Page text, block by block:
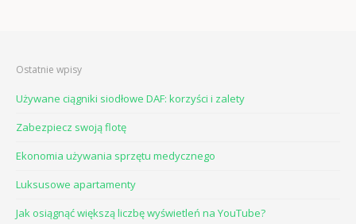
Ostatnie wpisy
Używane ciągniki siodłowe DAF: korzyści i zalety
Zabezpiecz swoją flotę
Ekonomia używania sprzętu medycznego
Luksusowe apartamenty
Jak osiągnąć większą liczbę wyświetleń na YouTube?